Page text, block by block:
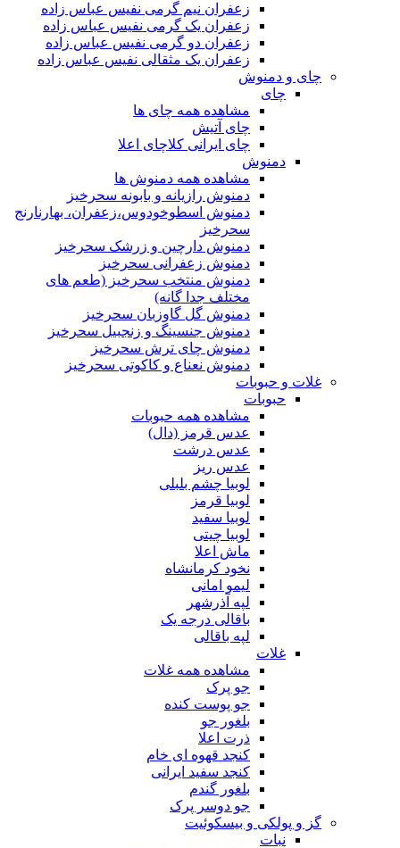
زعفران نیم گرمی نفیس عباس زاده
زعفران یک گرمی نفیس عباس زاده
زعفران دو گرمی نفیس عباس زاده
زعفران یک مثقالی نفیس عباس زاده
چای و دمنوش
چای
مشاهده همه چای ها
چای آتیش
چای ایرانی کلاچای اعلا
دمنوش
مشاهده همه دمنوش ها
دمنوش رازیانه و بابونه سحرخیز
دمنوش اسطوخودوس،زعفران، بهارنارنج
سحرخیز
دمنوش دارچین و زرشک سحرخیز
دمنوش زعفرانی سحرخیز
دمنوش منتخب سحرخیز (طعم های
مختلف جدا گانه)
دمنوش گل گاوزبان سحرخیز
دمنوش جنسینگ و زنجبیل سحرخیز
دمنوش چای ترش سحرخیز
دمنوش نعناع و کاکوتی سحرخیز
غلات و حبوبات
حبوبات
مشاهده همه حبوبات
عدس قرمز (دال)
عدس درشت
عدس ریز
لوبیا چشم بلبلی
لوبیا قرمز
لوبیا سفید
لوبیا چیتی
ماش اعلا
نخود کرمانشاه
لیمو امانی
لپه آذرشهر
باقالی درجه یک
لپه باقالی
غلات
مشاهده همه غلات
جو پرک
جو پوست کنده
بلغور جو
ذرت اعلا
کنجد قهوه ای خام
کنجد سفید ایرانی
بلغور گندم
جو دوسر پرک
گز و پولکی و بیسکوئیت
نبات